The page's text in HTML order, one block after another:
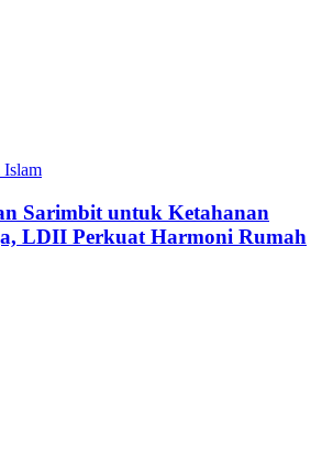
Islam
Sarimbit untuk Ketahanan
LDII Perkuat Harmoni Rumah